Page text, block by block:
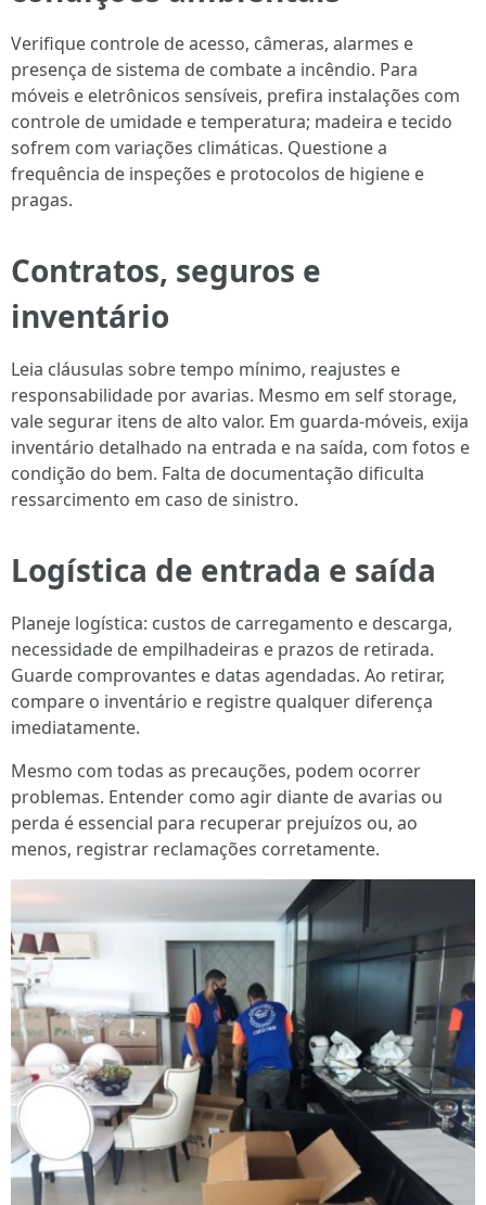
Verifique controle de acesso, câmeras, alarmes e
presença de sistema de combate a incêndio. Para
móveis e eletrônicos sensíveis, prefira instalações com
controle de umidade e temperatura; madeira e tecido
sofrem com variações climáticas. Questione a
frequência de inspeções e protocolos de higiene e
pragas.
Contratos, seguros e
inventário
Leia cláusulas sobre tempo mínimo, reajustes e
responsabilidade por avarias. Mesmo em self storage,
vale segurar itens de alto valor. Em guarda-móveis, exija
inventário detalhado na entrada e na saída, com fotos e
condição do bem. Falta de documentação dificulta
ressarcimento em caso de sinistro.
Logística de entrada e saída
Planeje logística: custos de carregamento e descarga,
necessidade de empilhadeiras e prazos de retirada.
Guarde comprovantes e datas agendadas. Ao retirar,
compare o inventário e registre qualquer diferença
imediatamente.
Mesmo com todas as precauções, podem ocorrer
problemas. Entender como agir diante de avarias ou
perda é essencial para recuperar prejuízos ou, ao
menos, registrar reclamações corretamente.